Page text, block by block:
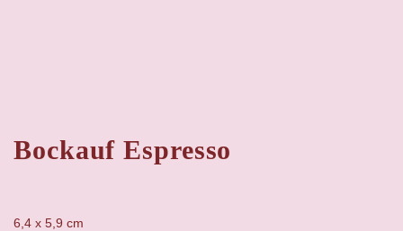
Bockauf Espresso
6,4 x 5,9 cm